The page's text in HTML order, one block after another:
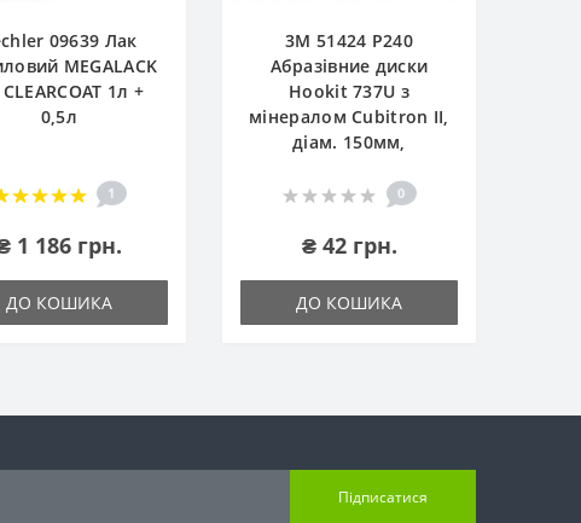
09639 Лак
MEGALACK
1л +
0,5л
1
1 186 грн.
ДО КОШИКА
3М 51424 P240
Абразівние диски
Hookit 737U з
мінералом Cubitron II,
діам. 150мм,
0
₴ 42 грн.
ДО КОШИКА
Підписатися